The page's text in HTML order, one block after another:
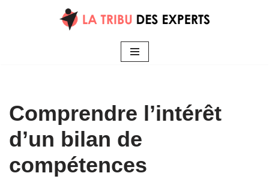
Comprendre l’intérêt
d’un bilan de
compétences